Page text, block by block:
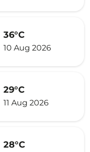
36°C
10 Aug 2026
29°C
11 Aug 2026
28°C